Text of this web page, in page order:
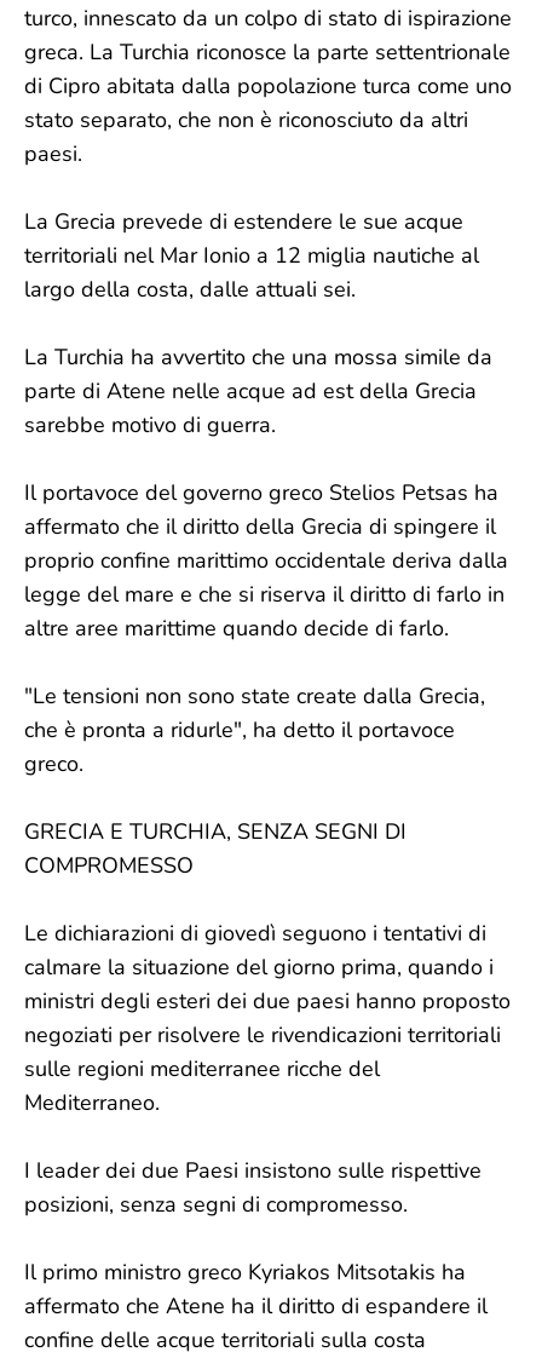
turco, innescato da un colpo di stato di ispirazione
greca. La Turchia riconosce la parte settentrionale
di Cipro abitata dalla popolazione turca come uno
stato separato, che non è riconosciuto da altri
paesi.
La Grecia prevede di estendere le sue acque
territoriali nel Mar Ionio a 12 miglia nautiche al
largo della costa, dalle attuali sei.
La Turchia ha avvertito che una mossa simile da
parte di Atene nelle acque ad est della Grecia
sarebbe motivo di guerra.
Il portavoce del governo greco Stelios Petsas ha
affermato che il diritto della Grecia di spingere il
proprio confine marittimo occidentale deriva dalla
legge del mare e che si riserva il diritto di farlo in
altre aree marittime quando decide di farlo.
"Le tensioni non sono state create dalla Grecia,
che è pronta a ridurle", ha detto il portavoce
greco.
GRECIA E TURCHIA, SENZA SEGNI DI
COMPROMESSO
Le dichiarazioni di giovedì seguono i tentativi di
calmare la situazione del giorno prima, quando i
ministri degli esteri dei due paesi hanno proposto
negoziati per risolvere le rivendicazioni territoriali
sulle regioni mediterranee ricche del
Mediterraneo.
I leader dei due Paesi insistono sulle rispettive
posizioni, senza segni di compromesso.
Il primo ministro greco Kyriakos Mitsotakis ha
affermato che Atene ha il diritto di espandere il
confine delle acque territoriali sulla costa